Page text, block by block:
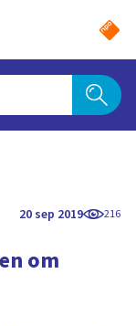
20 sep 2019 216
om